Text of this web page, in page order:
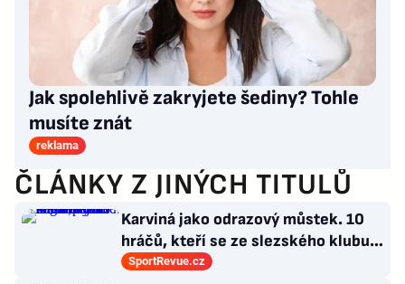
Jak spolehlivě zakryjete šediny? Tohle
musíte znát
reklama
ČLÁNKY Z JINÝCH TITULŮ
Karviná jako odrazový můstek. 10
hráčů, kteří se ze slezského klubu
probili k lukrativnímu angažmá
SportRevue.cz